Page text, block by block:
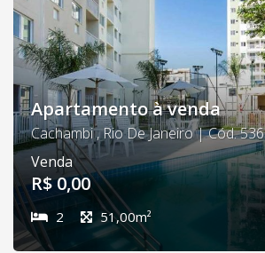
Apartamento à venda
Cachambi , Rio De Janeiro | Cód. 536
Venda
R$ 0,00
2 51,00m²